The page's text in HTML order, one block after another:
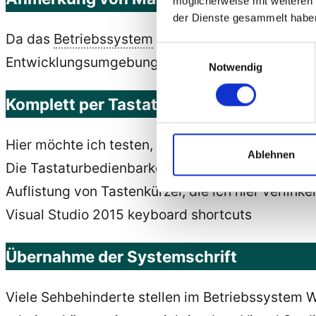
der Dienste gesammelt
Notwendig
Ablehnen
Da das Betriebssystem Windows 10, mit dem
Entwicklungsumgebung und Screenreader keine
Komplett per Tastaturbedienbar
Hier möchte ich testen, ob Visual Studio
Die Tastaturbedienbarkeit ist nicht einfach,
Auflistung von Tastenkürzel, die ich hier
Visual Studio 2015 keyboard shortcuts
Übernahme der Systemschrift
Viele Sehbehinderte stellen im Betriebssystem